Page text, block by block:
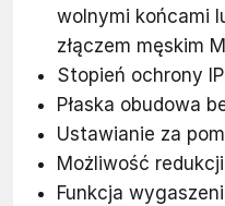
wolnymi końcami
złączem męskim
Stopień ochrony
Płaska obudowa
Ustawianie za
Możliwość
Funkcja